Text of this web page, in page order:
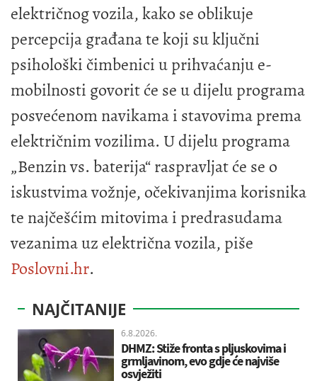
električnog vozila, kako se oblikuje
percepcija građana te koji su ključni
psihološki čimbenici u prihvaćanju e-
mobilnosti govorit će se u dijelu programa
posvećenom navikama i stavovima prema
električnim vozilima. U dijelu programa
„Benzin vs. baterija“ raspravljat će se o
iskustvima vožnje, očekivanjima korisnika
te najčešćim mitovima i predrasudama
vezanima uz električna vozila, piše
Poslovni.hr.
NAJČITANIJE
6.8.2026.
DHMZ: Stiže fronta s pljuskovima i
grmljavinom, evo gdje će najviše
osvježiti